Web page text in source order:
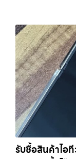
คิดว่าเรียบร้อย เพรา
ออกจาก iCloud แล
การขาย iPhone หาก
Activation Lock ซึ่งท
ซื้อ เครื่องที่ติด iCloud
ทันที บางร้านอาจไม่รั
จาก iCloud ทำได้ไม่
แล้วเลือกออกจากระ
ควรตรวจสอบอีกครั้ง
ให้มั่นใจว่าเครื่องพร้อ
เครื่องใหม่ เมื่อสำรอ
ไปคือการรีเซ็ตเครื่องใ
ทั้งหมดออกจากเครื่อง
ราคาในตลาดมือสอง
ธรรมเนียมซ่อนเร้นค่ะ
- ไม่ว่าจะเป็นเครื่องใ
หมด
ราคายุติธรรม
70% ของราคาตลาดมื
ต้องรอนาน
ปลอดภั
ได้
รับซื้อถึงที่ - มีบริ
รับซื้อ iPhone แต่ละรุ่
(ราคาอัพเดทล่าสุดเดื
2019)iPhone 11 เป็
กล้องคู่ ชิป A13
เป็นรุ่นที่ออกมาได้สัก
ล่าสุดราคารับซื้อ
รับซื้อสินค้าไอ